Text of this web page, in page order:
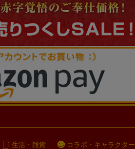
生活・雑貨 コラボ・キャラクター